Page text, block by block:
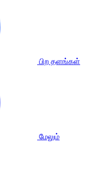
பிற தளங்கள்
மேலும்